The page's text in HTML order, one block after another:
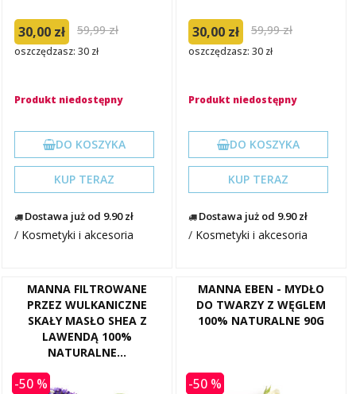
30,00 zł 59,99 zł
oszczędzasz: 30 zł
Produkt niedostępny
DO KOSZYKA
KUP TERAZ
Dostawa już od 9.90 zł
/ Kosmetyki i akcesoria
30,00 zł 59,99 zł
oszczędzasz: 30 zł
Produkt niedostępny
DO KOSZYKA
KUP TERAZ
Dostawa już od 9.90 zł
/ Kosmetyki i akcesoria
MANNA FILTROWANE
PRZEZ WULKANICZNE
SKAŁY MASŁO SHEA Z
LAWENDĄ 100%
NATURALNE...
-50 %
MANNA EBEN - MYDŁO
DO TWARZY Z WĘGLEM
100% NATURALNE 90G
-50 %